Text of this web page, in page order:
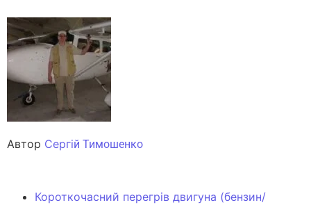
Автор Сергій Тимошенко
Короткочасний перегрів двигуна (бензин/